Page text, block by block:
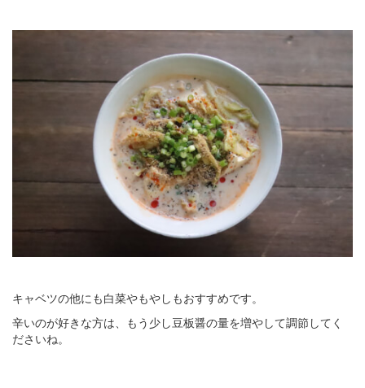
キャベツの他にも白菜やもやしもおすすめです。
辛いのが好きな方は、もう少し豆板醤の量を増やして調節してく
ださいね。